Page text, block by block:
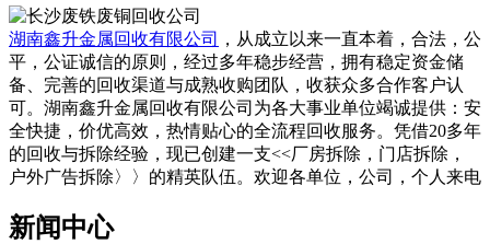
湖南鑫升金属回收有限公司
，从成立以来一直本着，合法，公
平，公证诚信的原则，经过多年稳步经营，拥有稳定资金储
备、完善的回收渠道与成熟收购团队，收获众多合作客户认
可。湖南鑫升金属回收有限公司为各大事业单位竭诚提供：安
全快捷，价优高效，热情贴心的全流程回收服务。凭借20多年
的回收与拆除经验，现已创建一支<<厂房拆除，门店拆除，
户外广告拆除〉〉的精英队伍。欢迎各单位，公司，个人来电
新闻中心